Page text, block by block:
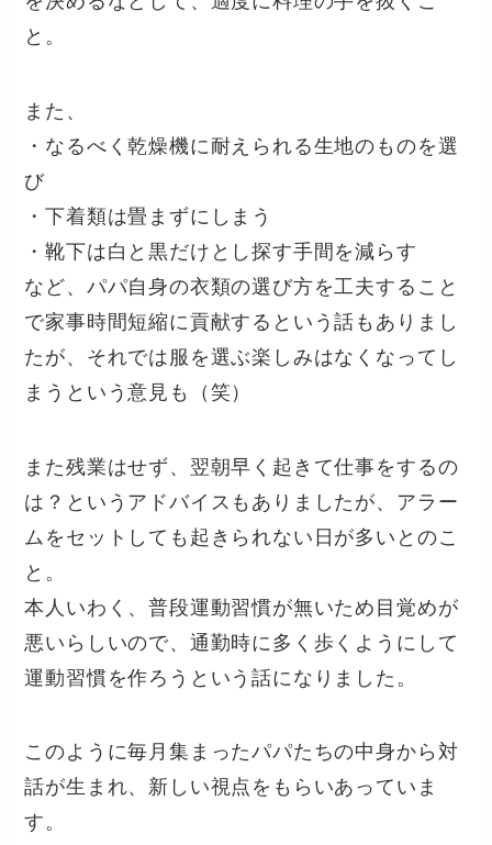
と。
また、
・なるべく乾燥機に耐えられる生地のものを選
び
・下着類は畳まずにしまう
・靴下は白と黒だけとし探す手間を減らす
など、パパ自身の衣類の選び方を工夫すること
で家事時間短縮に貢献するという話もありまし
たが、それでは服を選ぶ楽しみはなくなってし
まうという意見も（笑）
また残業はせず、翌朝早く起きて仕事をするの
は？というアドバイスもありましたが、アラー
ムをセットしても起きられない日が多いとのこ
と。
本人いわく、普段運動習慣が無いため目覚めが
悪いらしいので、通勤時に多く歩くようにして
運動習慣を作ろうという話になりました。
このように毎月集まったパパたちの中身から対
話が生まれ、新しい視点をもらいあっていま
す。